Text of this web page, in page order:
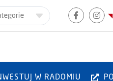
W RADOMIU